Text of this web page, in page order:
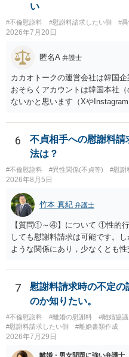
い
#不倫慰謝料 #慰謝料請求したい側 #
2026年7月20日
匿名A 弁護士
カカオトークの運営会社は韓国
おそらくアカウントは韓国本社
ないかと思います（Xや
対する照会は基本的にできない
は例外的に認める扱いもありま
的ではないでしょう）。もし韓
ら、日本法人へ送っても「ウチ
ります。 個人で直接他人のID情
う。
6
不貞相手への慰謝料
法は？
#不倫慰謝料 #異性関係(不貞等) #慰謝
2026年8月5日
竹本 真紀 弁護士
【質問①～④】について ①性的
しても慰謝料請求は可能です。
ような関係にあり，少なくとも
ことを窺わせるものです。）。
よいと思います。 ただ．慰謝料
いとして，この点を考慮される
今後のことを考えて書いてもら
す。今ある証拠以上のことを証
るのであれば，前向きに検討を
7
慰謝料請求時の不定の
のか知りたい。
#不倫慰謝料 #離婚の慰謝料 #離婚協議
#慰謝料請求したい側
#離婚書類作成
2026年7月29日
離婚・男女問題に強い弁護士